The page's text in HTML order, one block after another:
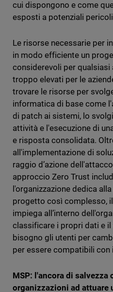
cui dispongono e come
esposti a potenziali
Le risorse necessarie per
in modo efficiente un
considerevoli per qualsiasi
troppo elevati per le
trovare le risorse per
informatica di base come
di patch ai sistemi, lo
attività e l'esecuzione di
e risposta consolidata.
all'implementazione di
raggio d’azione
approccio Zero Trust
l'organizzazione dedica
progetto così complesso,
impiega all’interno
classificare i propri dati e
bisogno gli utenti per
per essere compatibili con
MSP: l'ancora di salvezza
organizzazioni ad attuare